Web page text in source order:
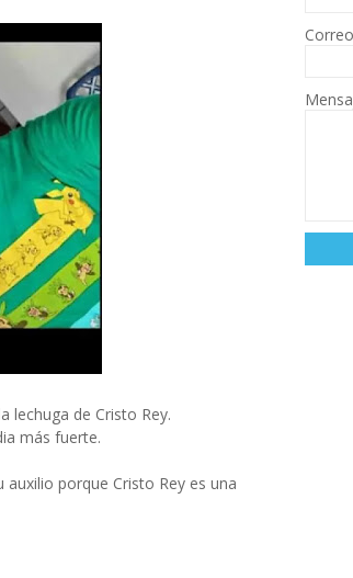
lechuga de Cristo Rey.
más fuerte.
porque Cristo Rey es una